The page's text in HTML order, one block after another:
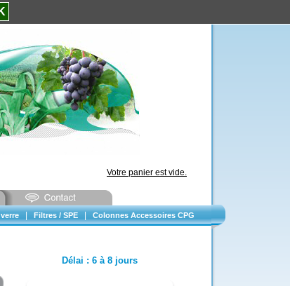
Votre panier est vide.
Filtres / SPE Colonnes Accessoires CPG
Délai : 6 à 8 jours